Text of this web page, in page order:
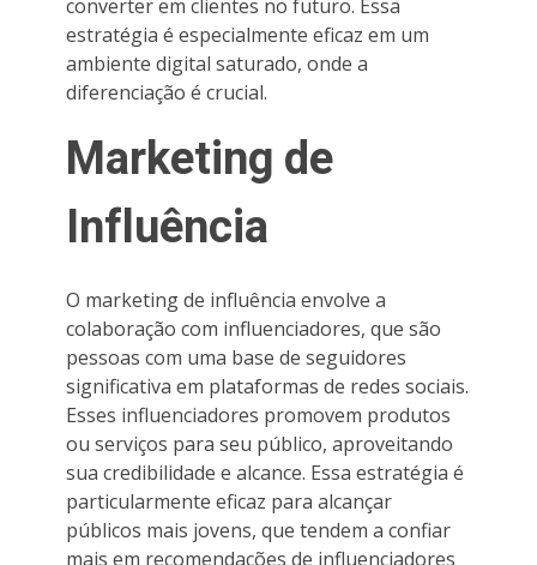
converter em clientes no futuro. Essa
estratégia é especialmente eficaz em um
ambiente digital saturado, onde a
diferenciação é crucial.
Marketing de
Influência
O marketing de influência envolve a
colaboração com influenciadores, que são
pessoas com uma base de seguidores
significativa em plataformas de redes sociais.
Esses influenciadores promovem produtos
ou serviços para seu público, aproveitando
sua credibilidade e alcance. Essa estratégia é
particularmente eficaz para alcançar
públicos mais jovens, que tendem a confiar
mais em recomendações de influenciadores